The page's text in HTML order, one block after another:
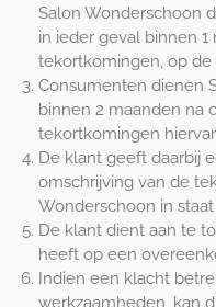
Salon Wonderschoon
in ieder geval binnen
tekortkomingen, op
Consumenten dienen
binnen 2 maanden na
tekortkomingen
De klant geeft daarbij
omschrijving van de
Wonderschoon in
De klant dient aan te
heeft op een
Indien een klacht
werkzaamheden, kan